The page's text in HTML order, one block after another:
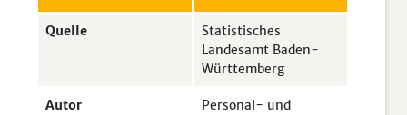
Quelle
Statistisches
Landesamt Baden-
Württemberg
Autor
Personal- und